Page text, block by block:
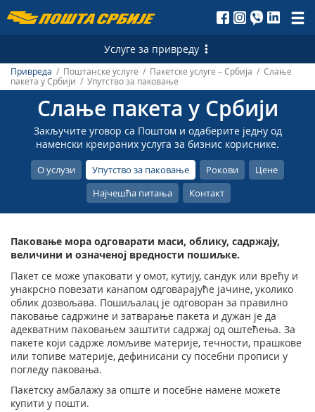
Пошта
д.о.о.
Услуге за привреду
Поштанске услуге
Писмоносне услуге - Србија
Писмоносне услуге - Иностранство
Пакетске услуге – Србија
Пакетске услуге – Иностранство
Експрес услуге – Србија
Експрес услуге – Иностранство
Телеграм – Србија
Телеграм – Иностранство
Правилно адресовање
Поштански адресни код (ПАК)
Списак забрањених артикала за увоз
Финансијске услуге
Платни промет
Трансфер новца – Србија
Услуге за банке
Логистичке услуге
Бизнис сервис
Превоз и складиштење
Продаја, издавање и закуп непокретности
Каталошка продаја
ПостФин поруџбина
Хибридна пошта
Подршка наградним играма
Судске таксене марке
Маркетиншке услуге
Директни маркетинг
Персонализована поштанска марка
СМС сервиси
Штампарија Поште Србије
Оглашавање у Пошти
Електронски сертификати и временски жигови
Евидентирање и одржавања адресних података
еПоштар
Апликативна решења Поште Србије
Географски информациони систем (ГИС)
Привреда / Поштанске услуге / Пакетске услуге – Србија / Слање
пакета у Србији / Упутство за паковање
Слање пакета у Србији
Закључите уговор са Поштом и одаберите једну од
наменски креираних услуга за бизнис кориснике.
О услузи Упутство за паковање Рокови
Цене
Најчешћа питања
Контакт
Паковање мора одговарати маси, облику, садржају,
величини и означеној вредности пошиљке.
Пакет се може упаковати у омот, кутију, сандук или врећу и
унакрсно повезати канапом одговарајуће јачине, уколико
облик дозвољава. Пошиљалац је одговоран за правилно
паковање садржине и затварање пакета и дужан је да
адекватним паковањем заштити садржај од оштећења. За
пакете који садрже ломљиве материје, течности, прашкове
или топиве материје, дефинисани су посебни прописи у
погледу паковања.
Пакетску амбалажу за опште и посебне намене можете
купити у пошти.